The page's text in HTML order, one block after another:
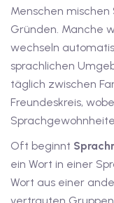
Deutsch B1
Deutsch B2
B2
Deutsch B2
Menschen
Gründen. Manche
wechseln
sprachlichen
täglich zwischen
Freundeskreis,
Oft beginnt
ein Wort in einer
Wort aus einer